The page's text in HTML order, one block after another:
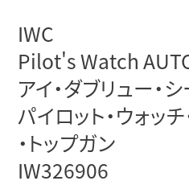
IWC
Pilot's Watch
アイ・ダブリュー・
パイロット・ウォッ
・トップガン
IW326906